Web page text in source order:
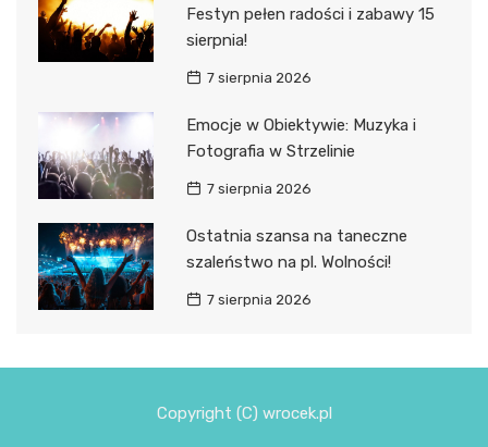
Festyn pełen radości i zabawy 15
sierpnia!
7 sierpnia 2026
Emocje w Obiektywie: Muzyka i
Fotografia w Strzelinie
7 sierpnia 2026
Ostatnia szansa na taneczne
szaleństwo na pl. Wolności!
7 sierpnia 2026
Copyright (C) wrocek.pl